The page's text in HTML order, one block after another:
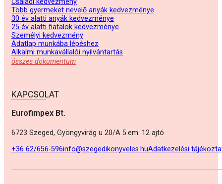
Családi kedvezmény
Több gyermeket nevelő anyák kedvezménye
30 év alatti anyák kedvezménye
25 év alatti fiatalok kedvezménye
Személyi kedvezmény
Adatlap munkába lépéshez
Alkalmi munkavállalói nyilvántartás
összes dokumentum
KAPCSOLAT
Eurofimpex Bt.
6723 Szeged, Gyöngyvirág u 20/A 5.em. 12 ajtó
+36 62/656-596info@szegedikonyveles.huAdatkezelési